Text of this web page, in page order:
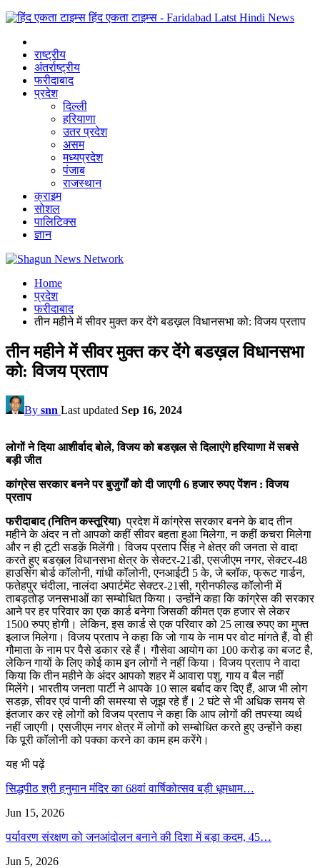
हिंद एकता टाइम्स - Faridabad Latst Hindi News
राष्ट्रीय
अंतर्राष्ट्रीय
फरीदाबाद
प्रदेश
दिल्ली
हरियाणा
उतर प्रदेश
असम
मध्यप्रदेश
पंजाब
राजस्थान
क्राइम
सोशल
पालिटिक्स
ज्ञान
Home
प्रदेश
फरीदाबाद
तीन महीने में सीवर मुक्त कर देंगे बडख़ल विधानसभा को: विजय प्रताप
तीन महीने में सीवर मुक्त कर देंगे बडख़ल विधानसभा
को: विजय प्रताप
By snn Last updated Sep 16, 2024
लोगों ने दिया आशीर्वाद बोले, विजय को बडख़ल से दिलाएंगे हरियाणा में सबसे
बड़ी जीत
कांग्रेस सरकार बनने पर बुजुर्गों को दी जाएगी 6 हजार रुपए पेंशन : विजय
प्रताप
फरीदाबाद (नितिन कस्तूरिया) प्रदेश में कांग्रेस सरकार बनने के बाद तीन
महीने के अंदर न तो आपको कहीं सीवर बहता हुआ मिलेगा, न कहीं कचरा मिलेगा
और न ही टूटी सडक़ें मिलेंगी। विजय प्रताप सिंह ने क्षेत्र की जनता से वादा
करते हुए बडख़ल विधानसभा क्षेत्र के सेक्टर-21डी, एसजीएम नगर, सेक्टर-48
हाउसिंग बोर्ड कॉलोनी, गांधी कॉलोनी, एनआईटी 5 के, जे ब्लॉक, फ्रूट गार्डन,
फतेहपुर चंदीला, नालंदा अपार्टमेंट सेक्टर-21सी, ग्रीनफील्ड कॉलोनी में
ताबड़तोड़ जनसभाओं का सम्बोधित किया। उन्होंने कहा कि कांग्रेस की सरकार
आने पर हर परिवार का एक कार्ड बनेगा जिसकी कीमत एक हजार से लेकर
1500 रुपए होगी। लेकिन, इस कार्ड से एक परिवार को 25 लाख रुपए का मुफ्त
इलाज मिलेगा। विजय प्रताप ने कहा कि जो गाय के नाम पर वोट मांगते हैं, वो ही
गौमाता के नाम पर पैसे डकार रहे हैं। गौसेवा आयोग का 100 करोड़ का बजट है,
लेकिन गायों के लिए कोई काम इन लोगों ने नहीं किया। विजय प्रताप ने वादा
किया कि तीन महीने के अंदर आपको शहर में आवारा पशु, गाय व बैल नहीं
मिलेंगे। भारतीय जनता पार्टी ने आपके 10 साल बर्बाद कर दिए हैं, आज भी लोग
सडक़, सीवर एवं पानी की समस्या से जूझ रहे हैं। 2 घंटे से भी अधिक समय से
इंतजार कर रहे लोगों को विजय प्रताप ने कहा कि आप लोगों की तपस्या व्यर्थ
नहीं जाएगी। एसजीएम नगर क्षेत्र में लोगों को सम्बोधित करते हुए उन्होंने कहा
कि पूरी कॉलोनी को पक्का करने का काम हम करेंगे।
यह भी पढ़ें
सिद्धपीठ श्री हनुमान मंदिर का 68वां वार्षिकोत्सव बड़ी धूमधाम…
Jun 15, 2026
पर्यावरण संरक्षण को जनआंदोलन बनाने की दिशा में बड़ा कदम, 45…
Jun 5, 2026